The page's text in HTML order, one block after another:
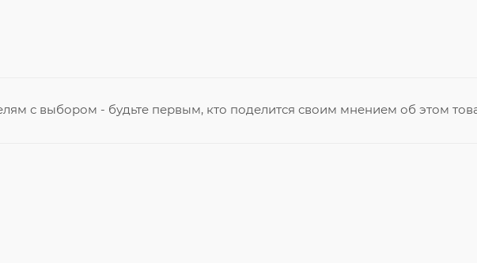
с выбором - будьте первым, кто поделится своим мнением об этом